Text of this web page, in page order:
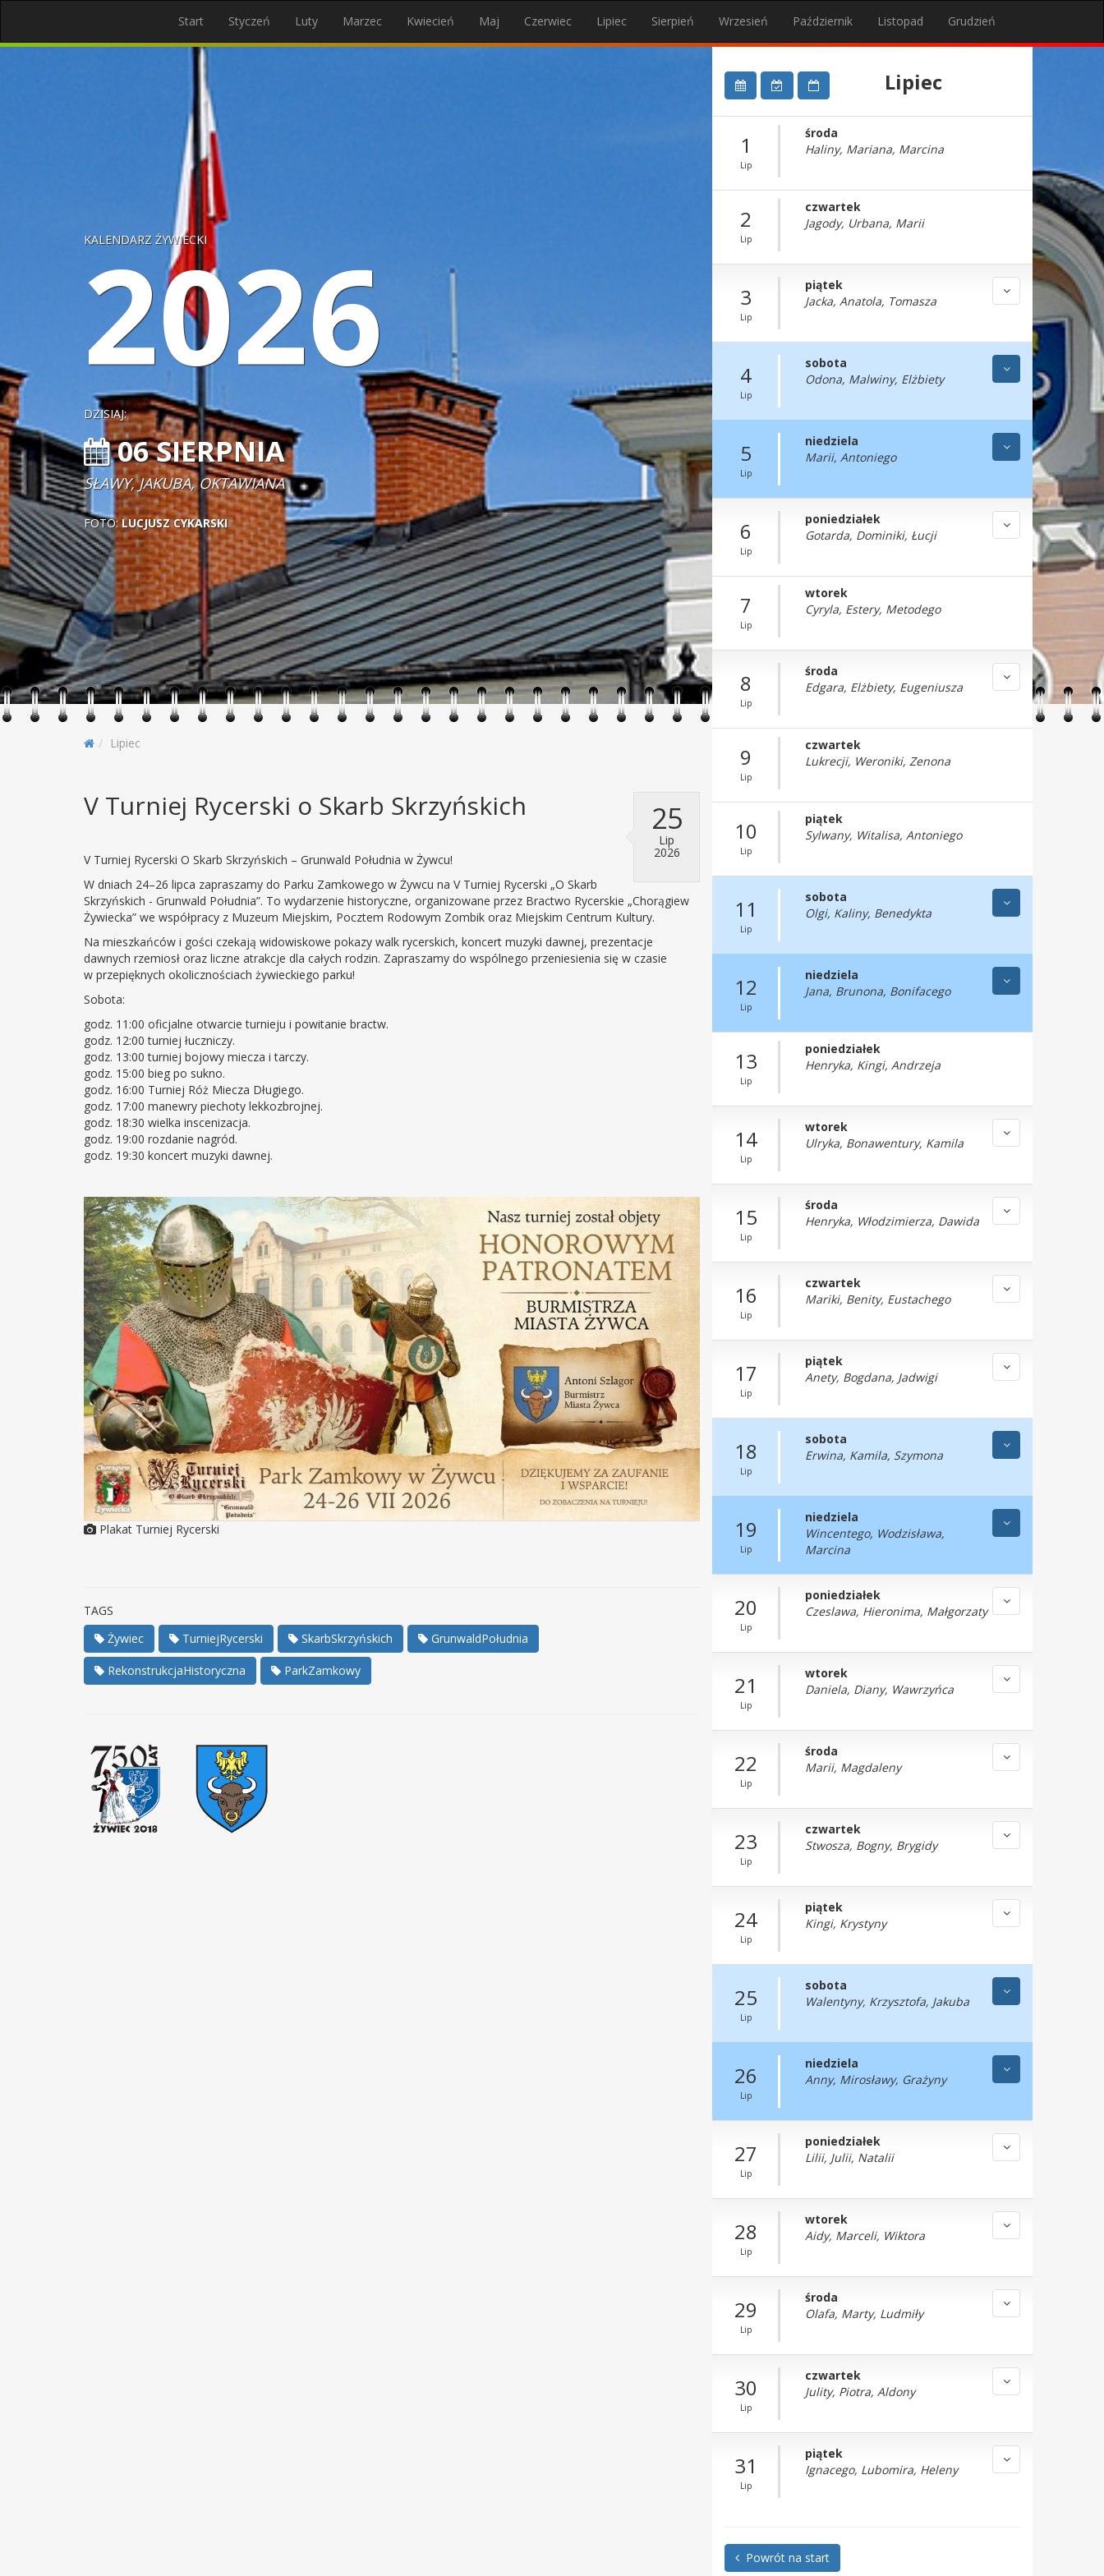
Start Styczeń Luty Marzec Kwiecień Maj Czerwiec Lipiec Sierpień Wrzesień Październik Listopad Grudzień
KALENDARZ ŻYWIECKI
2026
DZISIAJ:
06 SIERPNIA
SŁAWY, JAKUBA, OKTAWIANA
FOTO:LUCJUSZ CYKARSKI
Lipiec
25
Lip
2026
V Turniej Rycerski o Skarb Skrzyńskich
V Turniej Rycerski O Skarb Skrzyńskich – Grunwald Południa w Żywcu!
W dniach 24–26 lipca zapraszamy do Parku Zamkowego w Żywcu na V Turniej Rycerski „O Skarb
Skrzyńskich - Grunwald Południa”. To wydarzenie historyczne, organizowane przez Bractwo Rycerskie „Chorągiew
Żywiecka” we współpracy z Muzeum Miejskim, Pocztem Rodowym Zombik oraz Miejskim Centrum Kultury.
Na mieszkańców i gości czekają widowiskowe pokazy walk rycerskich, koncert muzyki dawnej, prezentacje
dawnych rzemiosł oraz liczne atrakcje dla całych rodzin. Zapraszamy do wspólnego przeniesienia się w czasie
w przepięknych okolicznościach żywieckiego parku!
Sobota:
godz. 11:00 oficjalne otwarcie turnieju i powitanie bractw.
godz. 12:00 turniej łuczniczy.
godz. 13:00 turniej bojowy miecza i tarczy.
godz. 15:00 bieg po sukno.
godz. 16:00 Turniej Róż Miecza Długiego.
godz. 17:00 manewry piechoty lekkozbrojnej.
godz. 18:30 wielka inscenizacja.
godz. 19:00 rozdanie nagród.
godz. 19:30 koncert muzyki dawnej.
Plakat Turniej Rycerski
TAGS
Żywiec
TurniejRycerski SkarbSkrzyńskich GrunwaldPołudnia
RekonstrukcjaHistoryczna ParkZamkowy
Lipiec
1
Lip
środa
Haliny, Mariana, Marcina
2
Lip
czwartek
Jagody, Urbana, Marii
3
Lip
piątek
Jacka, Anatola, Tomasza
4
Lip
sobota
Odona, Malwiny, Elżbiety
5
Lip
niedziela
Marii, Antoniego
6
Lip
poniedziałek
Gotarda, Dominiki, Łucji
7
Lip
wtorek
Cyryla, Estery, Metodego
8
Lip
środa
Edgara, Elżbiety, Eugeniusza
9
Lip
czwartek
Lukrecji, Weroniki, Zenona
10
Lip
piątek
Sylwany, Witalisa, Antoniego
11
Lip
sobota
Olgi, Kaliny, Benedykta
12
Lip
niedziela
Jana, Brunona, Bonifacego
13
Lip
poniedziałek
Henryka, Kingi, Andrzeja
14
Lip
wtorek
Ulryka, Bonawentury, Kamila
15
Lip
środa
Henryka, Włodzimierza, Dawida
16
Lip
czwartek
Mariki, Benity, Eustachego
17
Lip
piątek
Anety, Bogdana, Jadwigi
18
Lip
sobota
Erwina, Kamila, Szymona
19
Lip
niedziela
Wincentego, Wodzisława,
Marcina
20
Lip
poniedziałek
Czeslawa, Hieronima, Małgorzaty
21
Lip
wtorek
Daniela, Diany, Wawrzyńca
22
Lip
środa
Marii, Magdaleny
23
Lip
czwartek
Stwosza, Bogny, Brygidy
24
Lip
piątek
Kingi, Krystyny
25
Lip
sobota
Walentyny, Krzysztofa, Jakuba
26
Lip
niedziela
Anny, Mirosławy, Grażyny
27
Lip
poniedziałek
Lilii, Julii, Natalii
28
Lip
wtorek
Aidy, Marceli, Wiktora
29
Lip
środa
Olafa, Marty, Ludmiły
30
Lip
czwartek
Julity, Piotra, Aldony
31
Lip
piątek
Ignacego, Lubomira, Heleny
Powrót na start